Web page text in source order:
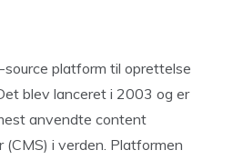
platform til oprettelse
blev lanceret i 2003 og er
anvendte content
i verden. Platformen